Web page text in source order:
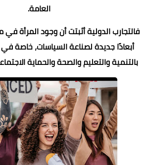
العامة.
فالتجارب الدولية أثبتت أن وجود المرأة
أبعادًا جديدة لصناعة السياسات، خاصة
بالتنمية والتعليم والصحة والحماية